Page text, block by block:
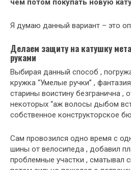
чем потом покупать новую
Я думаю данный вариант – это
Делаем защиту на катушку
руками
Выбирая данный способ ,
кружка “Умелые ручки” ,
старины воистину безгранична ,
некоторых “аж волосы дыбом
собственное конструкторское
Сам провозился одно время с
шины от велосипеда , добавил
проблемные участки , сматывал